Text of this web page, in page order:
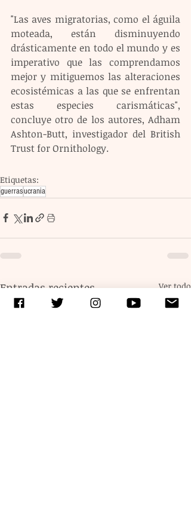
"Las aves migratorias, como el águila
moteada, están disminuyendo
drásticamente en todo el mundo y es
imperativo que las comprendamos
mejor y mitiguemos las alteraciones
ecosistémicas a las que se enfrentan
estas especies carismáticas",
concluye otro de los autores, Adham
Ashton-Butt, investigador del British
Trust for Ornithology.
Etiquetas:
guerrasucrania
Entradas recientes Ver todo